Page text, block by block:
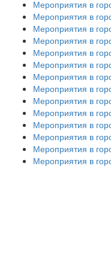
Мероприятия в
Мероприятия в
Мероприятия в
Мероприятия в
Мероприятия в
Мероприятия в
Мероприятия в
Мероприятия в
Мероприятия в
Мероприятия в
Мероприятия в
Мероприятия в
Мероприятия в
Мероприятия в